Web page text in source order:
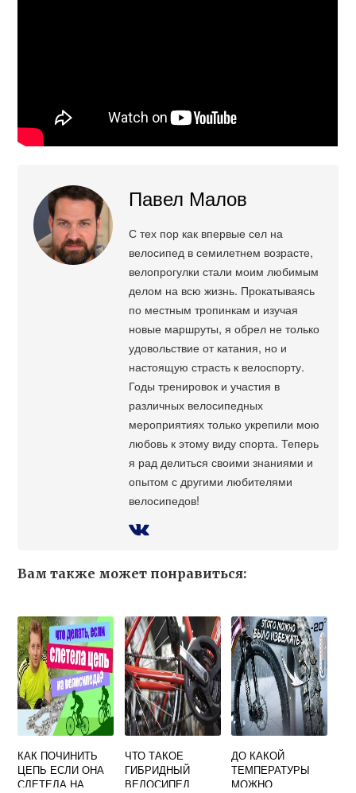
Павел Малов
С тех пор как впервые сел на
велосипед в семилетнем возрасте,
велопрогулки стали моим любимым
делом на всю жизнь. Прокатываясь
по местным тропинкам и изучая
новые маршруты, я обрел не только
удовольствие от катания, но и
настоящую страсть к велоспорту.
Годы тренировок и участия в
различных велосипедных
мероприятиях только укрепили мою
любовь к этому виду спорта. Теперь
я рад делиться своими знаниями и
опытом с другими любителями
велосипедов!
Вам также может понравиться:
КАК ПОЧИНИТЬ
ЦЕПЬ ЕСЛИ ОНА
СЛЕТЕЛА НА
ЧТО ТАКОЕ
ГИБРИДНЫЙ
ВЕЛОСИПЕД
ДО КАКОЙ
ТЕМПЕРАТУРЫ
МОЖНО